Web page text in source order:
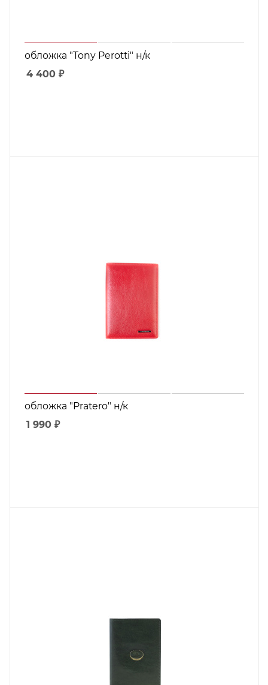
обложка "Tony Perotti" н/к
4 400 ₽
обложка "Pratero" н/к
1 990 ₽